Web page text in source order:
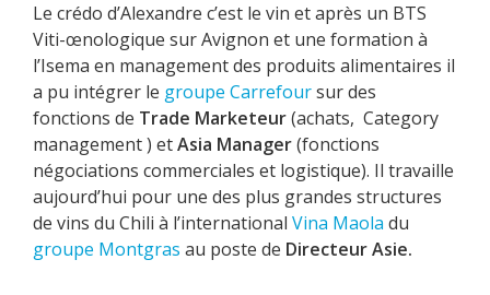
Le crédo d’Alexandre c’est le vin et après un BTS
Viti-œnologique sur Avignon et une formation à
l’Isema en management des produits alimentaires il
a pu intégrer le groupe Carrefoursur des
fonctions de Trade Marketeur(achats, Category
management ) etAsia Manager(fonctions
négociations commerciales et logistique). Il travaille
aujourd’hui pour une des plus grandes structures
de vins du Chili à l’international Vina Maola du
groupe Montgras au poste de Directeur Asie.